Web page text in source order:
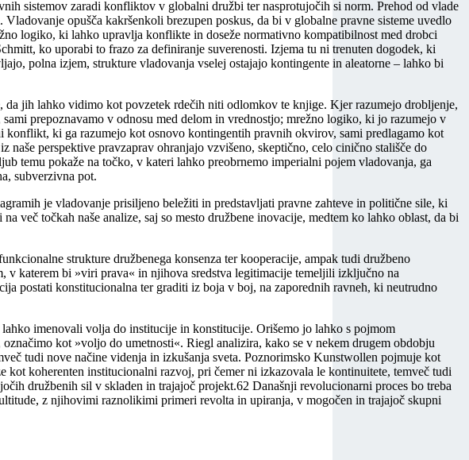
sistemov zaradi konfliktov v globalni družbi ter nasprotujočih si norm. Prehod od vlade
opušča kakršenkoli brezupen poskus, da bi v globalne pravne sisteme uvedlo
logiko, ki lahko upravlja konflikte in doseže normativno kompatibilnost med drobci
ko uporabi to frazo za definiranje suverenosti. Izjema tu ni trenuten dogodek, ki
polna izjem, strukture vladovanja vselej ostajajo kontingente in aleatorne – lahko bi
jih lahko vidimo kot povzetek rdečih niti odlomkov te knjige. Kjer razumejo drobljenje,
prepoznavamo v odnosu med delom in vrednostjo; mrežno logiko, ki jo razumejo v
ki ga razumejo kot osnovo kontingentih pravnih okvirov, sami predlagamo kot
perspektive pravzaprav ohranjajo vzvišeno, skeptično, celo cinično stališče do
temu pokaže na točko, v kateri lahko preobrnemo imperialni pojem vladovanja, ga
subverzivna pot.
je vladovanje prisiljeno beležiti in predstavljati pravne zahteve in politične sile, ki
več točkah naše analize, saj so mesto družbene inovacije, medtem ko lahko oblast, da bi
strukture družbenega konsenza ter kooperacije, ampak tudi družbeno
v katerem bi »viri prava« in njihova sredstva legitimacije temeljili izključno na
postati konstitucionalna ter graditi iz boja v boj, na zaporednih ravneh, ki neutrudno
imenovali volja do institucije in konstitucije. Orišemo jo lahko s pojmom
kot »voljo do umetnosti«. Riegl analizira, kako se v nekem drugem obdobju
tudi nove načine videnja in izkušanja sveta. Poznorimsko Kunstwollen pojmuje kot
koherenten institucionalni razvoj, pri čemer ni izkazovala le kontinuitete, temveč tudi
družbenih sil v skladen in trajajoč projekt.62 Današnji revolucionarni proces bo treba
z njihovimi raznolikimi primeri revolta in upiranja, v mogočen in trajajoč skupni